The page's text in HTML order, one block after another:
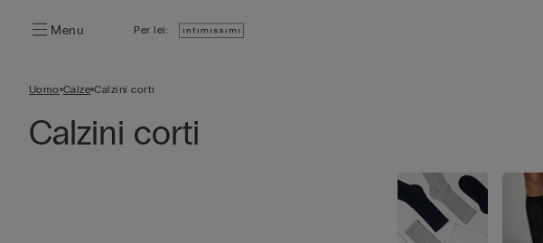
Menu Per lei:
Uomo Calze Calzini corti
Calzini corti